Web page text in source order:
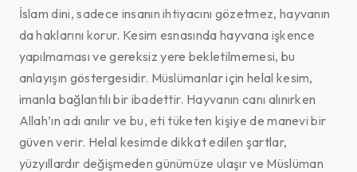
İslam dini, sadece insanın ihtiyacını gözetmez, hayvanın
da haklarını korur. Kesim esnasında hayvana işkence
yapılmaması ve gereksiz yere bekletilmemesi, bu
anlayışın göstergesidir. Müslümanlar için helal kesim,
imanla bağlantılı bir ibadettir. Hayvanın canı alınırken
Allah’ın adı anılır ve bu, eti tüketen kişiye de manevi bir
güven verir. Helal kesimde dikkat edilen şartlar,
yüzyıllardır değişmeden günümüze ulaşır ve Müslüman